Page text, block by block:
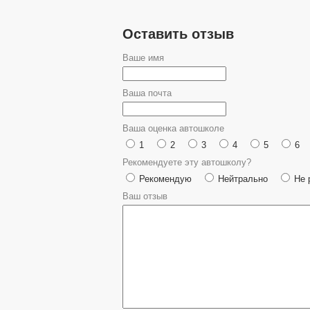
Оставить отзыв
Ваше имя
Ваша почта
Ваша оценка автошколе
1
2 3 4 5 6
Рекомендуете эту автошколу?
Рекомендую
Нейтрально
Не
Ваш отзыв